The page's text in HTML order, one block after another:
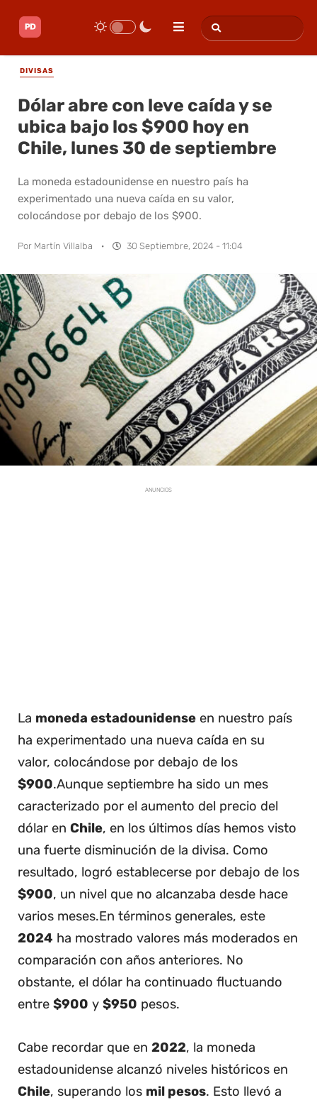
DIVISAS
Dólar abre con leve caída y se
ubica bajo los $900 hoy en
Chile, lunes 30 de septiembre
La moneda estadounidense en nuestro país ha
experimentado una nueva caída en su valor,
colocándose por debajo de los $900.
Por Martín Villalba · 30 Septiembre, 2024 - 11:04
ANUNCIOS
La moneda estadounidense en nuestro país
ha experimentado una nueva caída en su
valor, colocándose por debajo de los
$900.Aunque septiembre ha sido un mes
caracterizado por el aumento del precio del
dólar en Chile, en los últimos días hemos visto
una fuerte disminución de la divisa. Como
resultado, logró establecerse por debajo de los
$900, un nivel que no alcanzaba desde hace
varios meses.En términos generales, este
2024 ha mostrado valores más moderados en
comparación con años anteriores. No
obstante, el dólar ha continuado fluctuando
entre $900 y $950 pesos.
Cabe recordar que en 2022, la moneda
estadounidense alcanzó niveles históricos en
Chile, superando los mil pesos. Esto llevó a